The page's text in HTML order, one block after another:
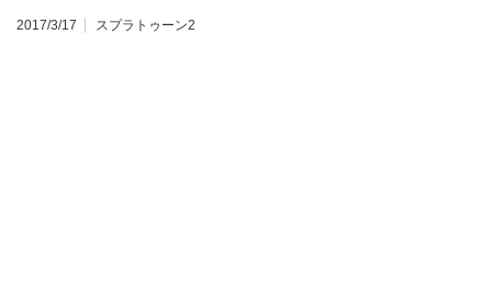
2017/3/17 スプラトゥーン2